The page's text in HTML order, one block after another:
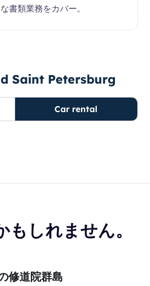
書類業務をカバー。
Saint Petersburg
Car rental
しれません。
修道院群島